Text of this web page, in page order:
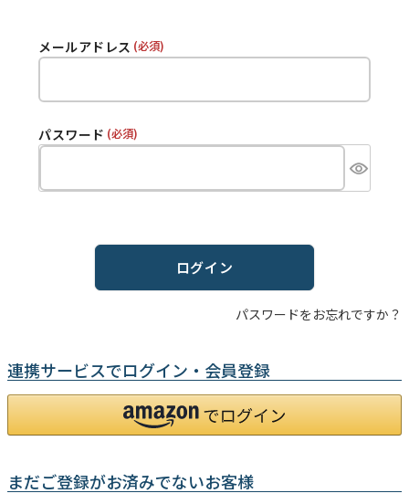
メールアドレス (必須)
パスワード (必須)
ログイン
パスワードをお忘れですか？
連携サービスでログイン・会員登録
まだご登録がお済みでないお客様